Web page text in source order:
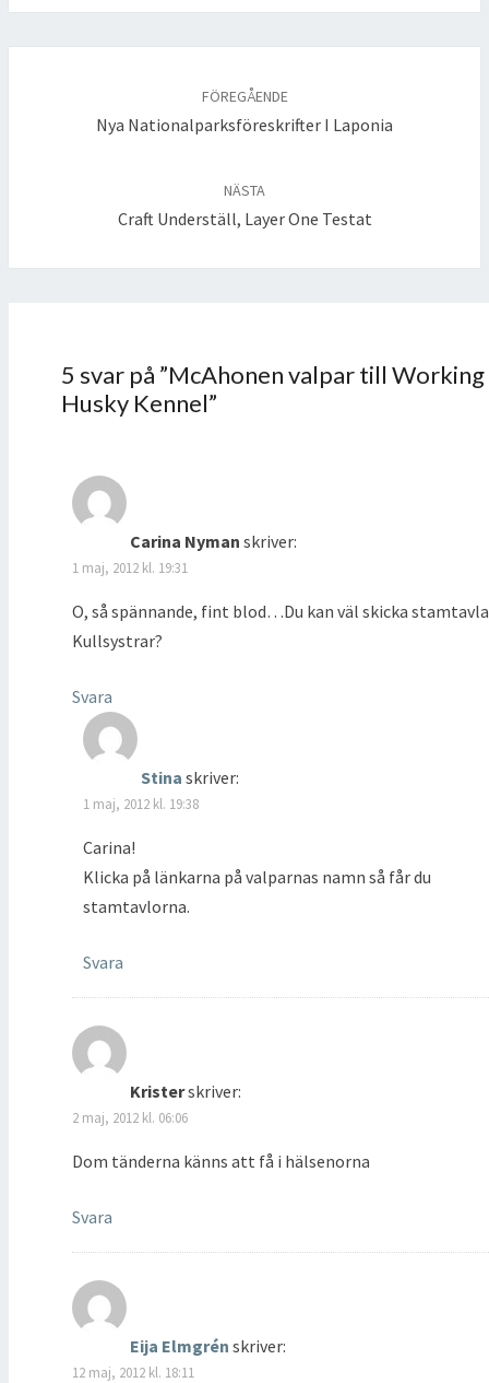
FÖREGÅENDE
Nya Nationalparksföreskrifter I Laponia
NÄSTA
Craft Underställ, Layer One Testat
5 svar på ”McAhonen valpar till Working
Husky Kennel”
Carina Nyman skriver:
1 maj, 2012 kl. 19:31
O, så spännande, fint blod…Du kan väl skicka
Kullsystrar?
Svara
Stina skriver:
1 maj, 2012 kl. 19:38
Carina!
Klicka på länkarna på valparnas namn så får du
stamtavlorna.
Svara
Kristerskriver:
2 maj, 2012 kl. 06:06
Dom tänderna känns att få i hälsenorna
Svara
Eija Elmgrén skriver:
12 maj, 2012 kl. 18:11